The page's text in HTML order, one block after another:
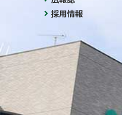
採用情報